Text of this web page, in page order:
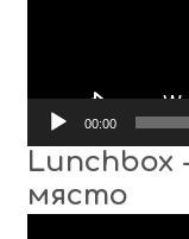
00:00
Lunchbox
място